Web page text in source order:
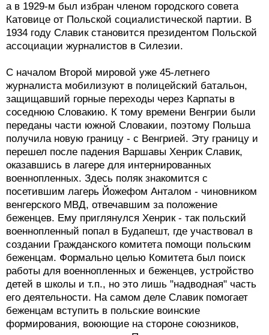
а в 1929-м был избран членом городского совета
Катовице от Польской социалистической партии. В
1934 году Славик становится президентом Польской
ассоциации журналистов в Силезии.
С началом Второй мировой уже 45-летнего
журналиста мобилизуют в полицейский батальон,
защищавший горные переходы через Карпаты в
соседнюю Словакию. К тому времени Венгрии были
переданы части южной Словакии, поэтому Польша
получила новую границу - с Венгрией. Эту границу и
перешел после падения Варшавы Хенрик Славик,
оказавшись в лагере для интернированных
военнопленных. Здесь поляк знакомится с
посетившим лагерь Йожефом Анталом - чиновником
венгерского МВД, отвечавшим за положение
беженцев. Ему приглянулся Хенрик - так польский
военнопленный попал в Будапешт, где участвовал в
создании Гражданского комитета помощи польским
беженцам. Формально целью Комитета был поиск
работы для военнопленных и беженцев, устройство
детей в школы и т.п., но это лишь "надводная" часть
его деятельности. На самом деле Славик помогает
беженцам вступить в польские воинские
формирования, воюющие на стороне союзников,